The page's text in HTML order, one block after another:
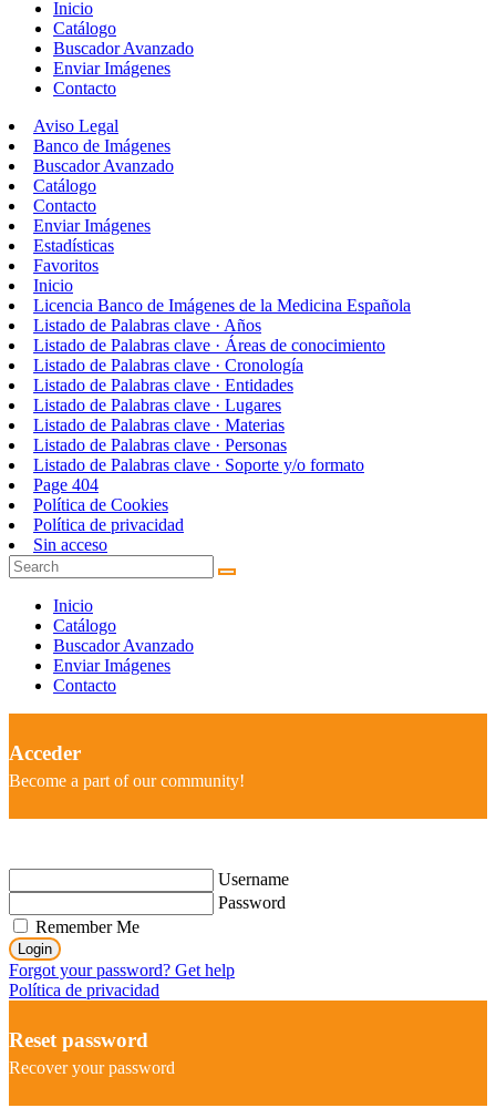
Inicio
Catálogo
Buscador Avanzado
Enviar Imágenes
Contacto
Aviso Legal
Banco de Imágenes
Buscador Avanzado
Catálogo
Contacto
Enviar Imágenes
Estadísticas
Favoritos
Inicio
Licencia Banco de Imágenes de la Medicina Española
Listado de Palabras clave · Años
Listado de Palabras clave · Áreas de conocimiento
Listado de Palabras clave · Cronología
Listado de Palabras clave · Entidades
Listado de Palabras clave · Lugares
Listado de Palabras clave · Materias
Listado de Palabras clave · Personas
Listado de Palabras clave · Soporte y/o formato
Page 404
Política de Cookies
Política de privacidad
Sin acceso
Inicio
Catálogo
Buscador Avanzado
Enviar Imágenes
Contacto
Acceder
Become a part of our community!
Username
Password
Remember Me
Login
Forgot your password? Get help
Política de privacidad
Reset password
Recover your password